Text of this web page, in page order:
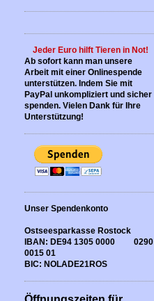
Jeder Euro hilft Tieren in Not!
Ab sofort kann man unsere
Arbeit mit einer Onlinespende
unterstützen. Indem Sie mit
PayPal unkompliziert und sicher
spenden. Vielen Dank für Ihre
Unterstützung!
Unser Spendenkonto
Ostseesparkasse Rostock
IBAN: DE94 1305 0000 0290
0015 01
BIC: NOLADE21ROS